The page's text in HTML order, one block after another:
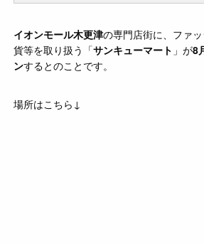
イオンモール木更津の専門店街に、ファ
貨等を取り扱う「サンキューマート 」が8
ンするとのことです。
場所はこちら↓